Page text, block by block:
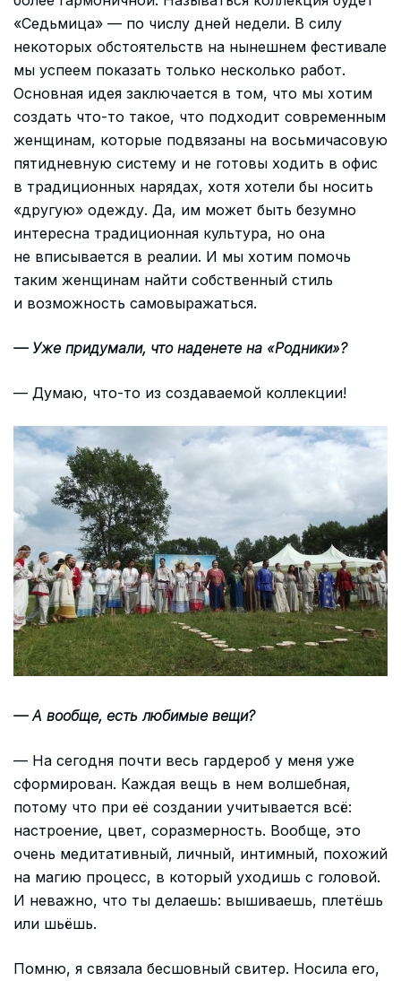
«Седьмица» — по числу дней недели. В силу
некоторых обстоятельств на нынешнем фестивале
мы успеем показать только несколько работ.
Основная идея заключается в том, что мы хотим
создать что-то такое, что подходит современным
женщинам, которые подвязаны на восьмичасовую
пятидневную систему и не готовы ходить в офис
в традиционных нарядах, хотя хотели бы носить
«другую» одежду. Да, им может быть безумно
интересна традиционная культура, но она
не вписывается в реалии. И мы хотим помочь
таким женщинам найти собственный стиль
и возможность самовыражаться.
— Уже придумали, что наденете на «Родники»?
— Думаю, что-то из создаваемой коллекции!
— А вообще, есть любимые вещи?
— На сегодня почти весь гардероб у меня уже
сформирован. Каждая вещь в нем волшебная,
потому что при её создании учитывается всё:
настроение, цвет, соразмерность. Вообще, это
очень медитативный, личный, интимный, похожий
на магию процесс, в который уходишь с головой.
И неважно, что ты делаешь: вышиваешь, плетёшь
или шьёшь.
Помню, я связала бесшовный свитер. Носила его,